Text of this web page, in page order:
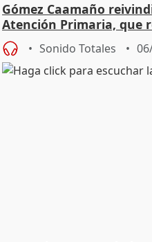
Gómez Caamaño
Atención Primaria, que
Sonido Totales